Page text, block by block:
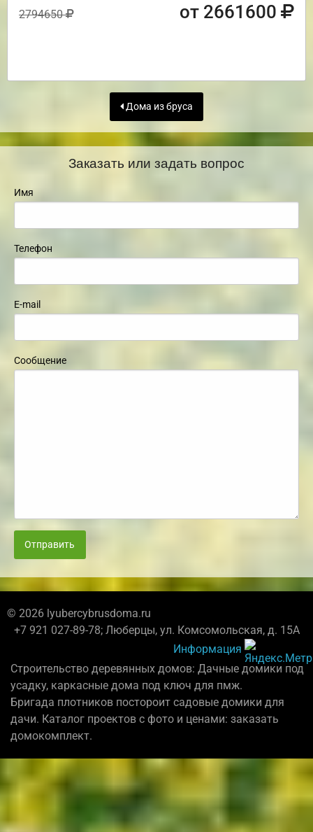
2794650 от 2661600
Дома из бруса
Заказать или задать вопрос
Имя
Телефон
E-mail
Сообщение
Отправить
© 2026 lyubercybrusdoma.ru
+7 921 027-89-78; Люберцы, ул. Комсомольская, д. 15А
Информация
Строительство деревянных домов: Дачные домики под
усадку, каркасные дома под ключ для пмж.
Бригада плотников постороит садовые домики для
дачи. Каталог проектов с фото и ценами: заказать
домокомплект.